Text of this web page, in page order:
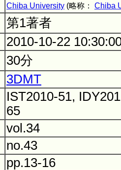
Chiba University (略称： Chiba
第1著者
2010-10-22
30分
3DMT
IST2010-51,
65
vol.34
no.43
pp.13-16